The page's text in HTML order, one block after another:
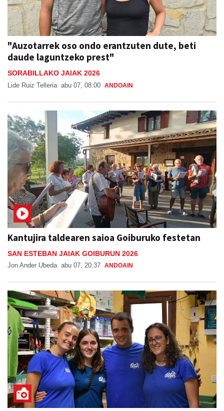
"Auzotarrek oso ondo erantzuten dute, beti
daude laguntzeko prest"
SORABILLAKO JAIAK 2026
Lide Ruiz Telleria abu 07, 08:00 ANDOAIN
Kantujira taldearen saioa Goiburuko festetan
SAN ESTEBAN JAIAK GOIBURUN 2026
Jon Ander Ubeda abu 07, 20:37 ANDOAIN